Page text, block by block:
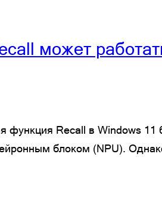
может
функция Recall в Windows 11
блоком (NPU).